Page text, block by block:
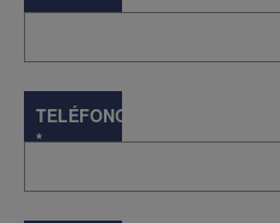
TELÉFONO
*